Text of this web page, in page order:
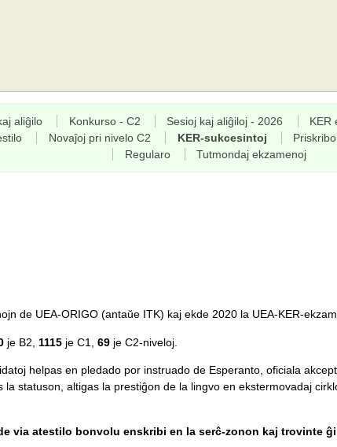
aliĝilo Konkurso - C2 Sesioj kaj aliĝiloj - 2026 KER
Novaĵoj pri nivelo C2 KER-sukcesintoj Priskribo
Regularo
Tutmondaj ekzamenoj
de UEA-ORIGO (antaŭe ITK) kaj ekde 2020 la UEA-KER-
je B2, 1115je C1, 69je C2-niveloj.
helpas en pledado por instruado de Esperanto, oficiala
la statuson, altigas la prestiĝon de la lingvo en ekstermovadaj
via atestilo bonvolu enskribi en la serĉ-zonon kaj trovinte